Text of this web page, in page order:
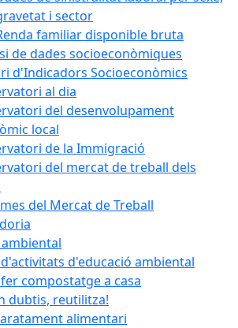
i sector
familiar disponible bruta
de dades socioeconòmiques
d'Indicadors Socioeconòmics
al dia
del desenvolupament
local
de la Immigració
del mercat de treball dels
del Mercat de Treball
d'educació ambiental
compostatge a casa
dubtis, reutilitza!
alimentari